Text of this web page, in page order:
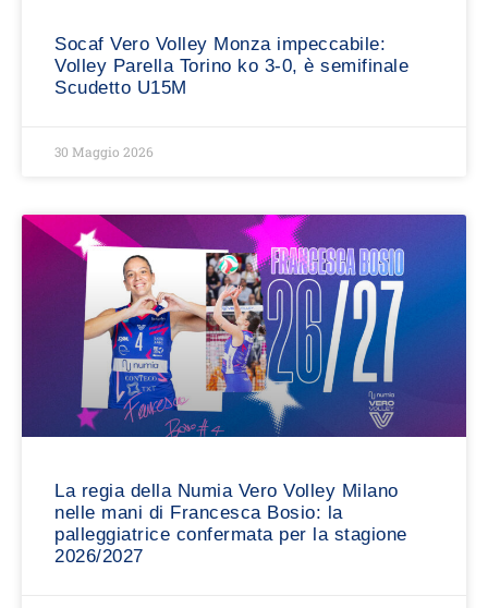
Socaf Vero Volley Monza impeccabile:
Volley Parella Torino ko 3-0, è semifinale
Scudetto U15M
30 Maggio 2026
La regia della Numia Vero Volley Milano
nelle mani di Francesca Bosio: la
palleggiatrice confermata per la stagione
2026/2027